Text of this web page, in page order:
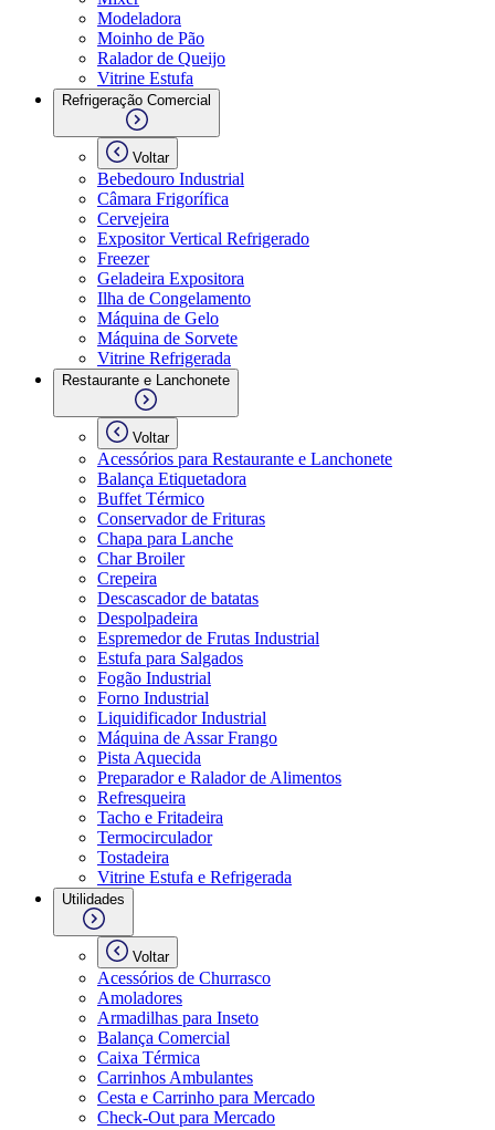
Modeladora
Moinho de Pão
Ralador de Queijo
Vitrine Estufa
Refrigeração Comercial
Voltar
Bebedouro Industrial
Câmara Frigorífica
Cervejeira
Expositor Vertical Refrigerado
Freezer
Geladeira Expositora
Ilha de Congelamento
Máquina de Gelo
Máquina de Sorvete
Vitrine Refrigerada
Restaurante e Lanchonete
Voltar
Acessórios para Restaurante e Lanchonete
Balança Etiquetadora
Buffet Térmico
Conservador de Frituras
Chapa para Lanche
Char Broiler
Crepeira
Descascador de batatas
Despolpadeira
Espremedor de Frutas Industrial
Estufa para Salgados
Fogão Industrial
Forno Industrial
Liquidificador Industrial
Máquina de Assar Frango
Pista Aquecida
Preparador e Ralador de Alimentos
Refresqueira
Tacho e Fritadeira
Termocirculador
Tostadeira
Vitrine Estufa e Refrigerada
Utilidades
Voltar
Acessórios de Churrasco
Amoladores
Armadilhas para Inseto
Balança Comercial
Caixa Térmica
Carrinhos Ambulantes
Cesta e Carrinho para Mercado
Check-Out para Mercado